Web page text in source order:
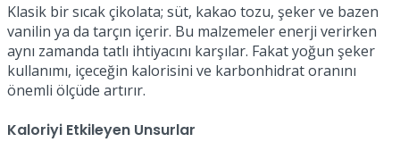
Klasik bir sıcak çikolata; süt, kakao tozu, şeker ve bazen
vanilin ya da tarçın içerir. Bu malzemeler enerji verirken
aynı zamanda tatlı ihtiyacını karşılar. Fakat yoğun şeker
kullanımı, içeceğin kalorisini ve karbonhidrat oranını
önemli ölçüde artırır.
Kaloriyi Etkileyen Unsurlar